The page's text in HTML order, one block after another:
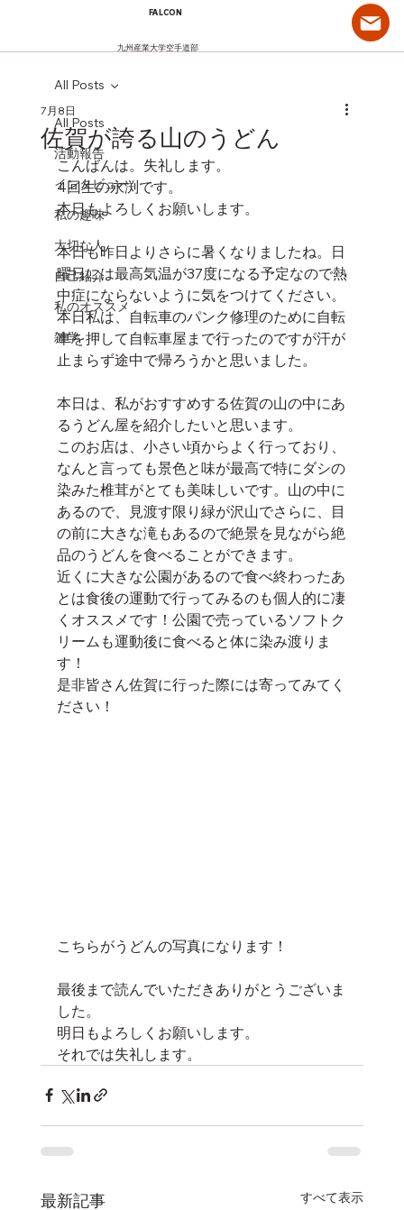
FALCON
九州産業大学空手道部
All Posts
活動報告
インタビュー
私の趣味
大切な人
自己紹介
私のオススメ
雑学
All Posts
佐賀が誇る山のうどん
7月8日
こんばんは。失礼します。
4回生の永渕です。
本日もよろしくお願いします。
本日も昨日よりさらに暑くなりましたね。日
曜日には最高気温が37度になる予定なので熱
中症にならないように気をつけてください。
本日私は、自転車のパンク修理のために自転
車を押して自転車屋まで行ったのですが汗が
止まらず途中で帰ろうかと思いました。
本日は、私がおすすめする佐賀の山の中にあ
るうどん屋を紹介したいと思います。
このお店は、小さい頃からよく行っており、
なんと言っても景色と味が最高で特にダシの
染みた椎茸がとても美味しいです。山の中に
あるので、見渡す限り緑が沢山でさらに、目
の前に大きな滝もあるので絶景を見ながら絶
品のうどんを食べることができます。
近くに大きな公園があるので食べ終わったあ
とは食後の運動で行ってみるのも個人的に凄
くオススメです！公園で売っているソフトク
リームも運動後に食べると体に染み渡りま
す！
是非皆さん佐賀に行った際には寄ってみてく
ださい！
こちらがうどんの写真になります！
最後まで読んでいただきありがとうございま
した。
明日もよろしくお願いします。
それでは失礼します。
最新記事 すべて表示